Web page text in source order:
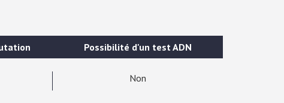
Possibilité d'un test ADN
Non